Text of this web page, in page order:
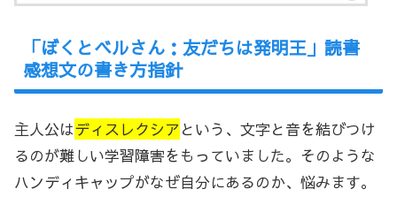
「ぼくとベルさん：友だちは発明王」読書
感想文の書き方指針
主人公はディスレクシア という、文字と音を結びつけ
るのが難しい学習障害をもっていました。そのような
ハンディキャップがなぜ自分にあるのか、悩みます。